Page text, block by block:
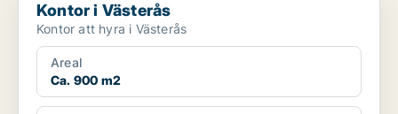
Kontor i Västerås
Kontor att hyra i Västerås
Areal
Ca. 900 m2